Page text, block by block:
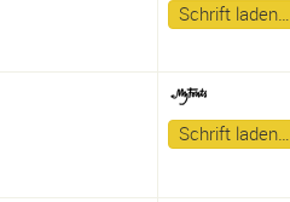
Schrift laden…
Schrift laden…